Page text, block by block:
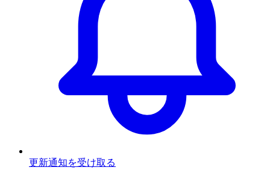
更新通知を受け取る